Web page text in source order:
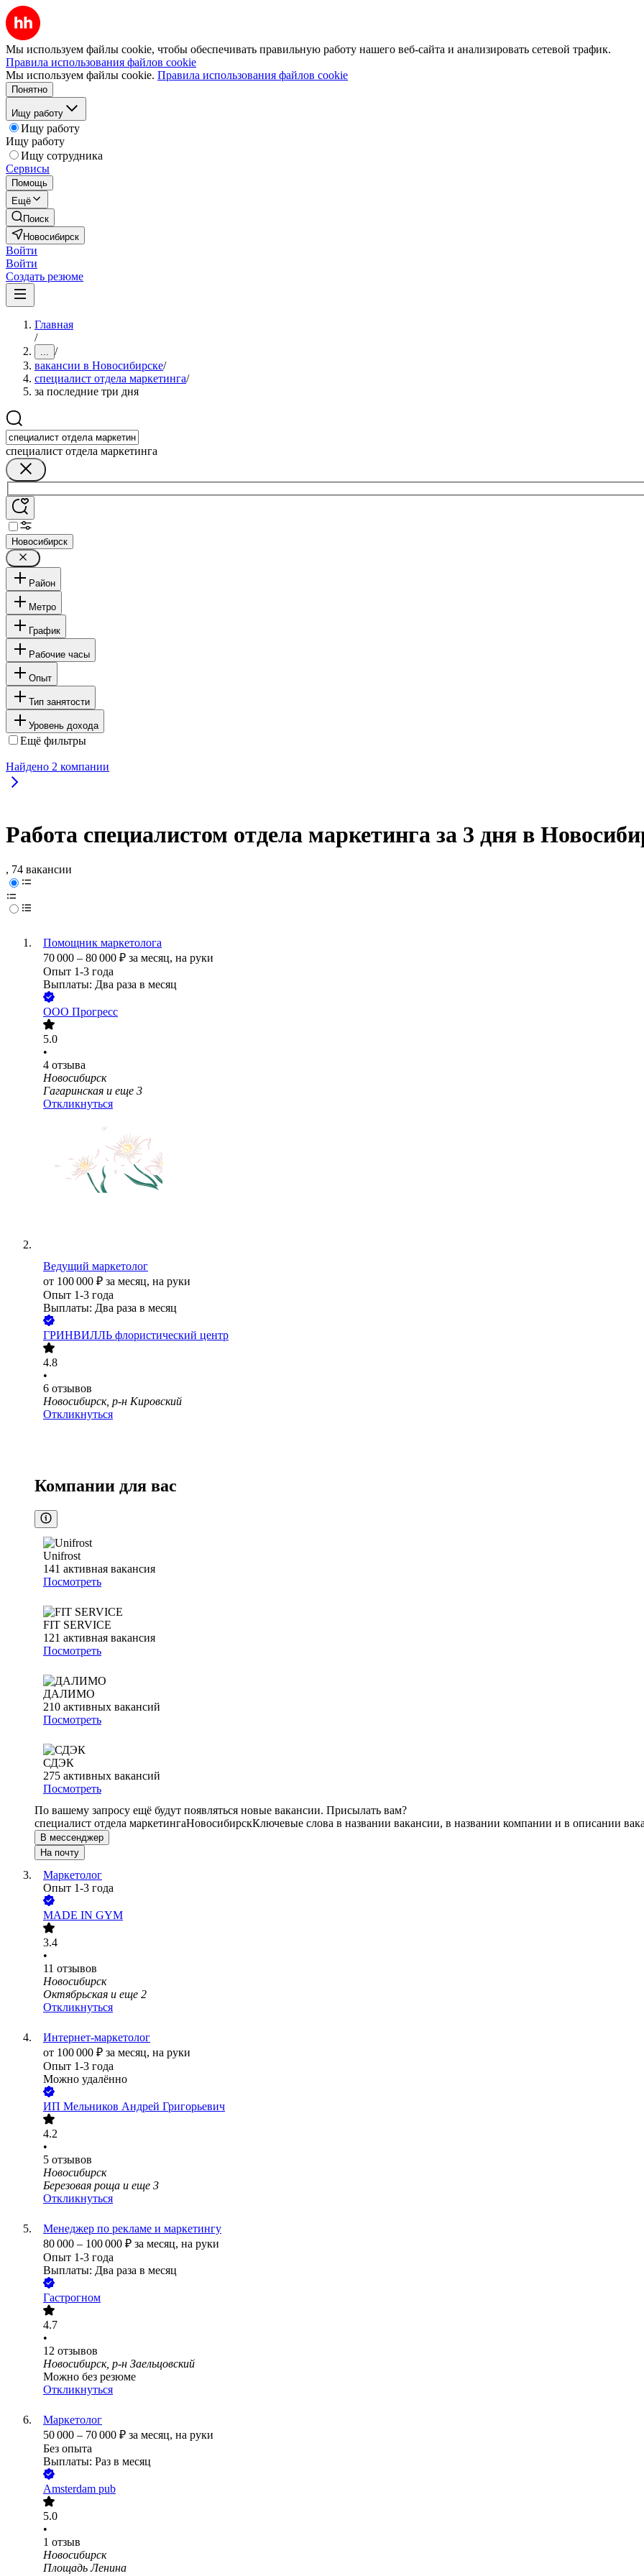
Мы используем файлы cookie, чтобы обеспечивать правильную работу нашего веб-сайта и анализировать сетевой трафик.
Правила использования файлов cookie
Мы используем файлы cookie. Правила использования файлов cookie
Понятно
Ищу работу
Ищу работу
Ищу работу
Ищу сотрудника
Сервисы
Помощь
Ещё
Поиск
Новосибирск
Войти
Войти
Создать резюме
Главная
/
... /
вакансии в Новосибирске/
специалист отдела маркетинга/
за последние три дня
специалист отдела маркетинга
Новосибирск
Район
Метро
График
Рабочие часы
Опыт
Тип занятости
Уровень дохода
Ещё фильтры
Найдено 2 компании
Работа специалистом отдела маркетинга за 3 дня в
, 74 вакансии
Помощник маркетолога
70 000 – 80 000 ₽ за месяц, на руки
Опыт 1-3 года
Выплаты: Два раза в месяц
ООО Прогресс
5.0
•
4 отзыва
Новосибирск
Гагаринская и еще 3
Откликнуться
Ведущий маркетолог
от 100 000 ₽ за месяц, на руки
Опыт 1-3 года
Выплаты: Два раза в месяц
ГРИНВИЛЛЬ флористический центр
4.8
•
6 отзывов
Новосибирск, р-н Кировский
Откликнуться
Компании для вас
Unifrost
141 активная вакансия
Посмотреть
FIT SERVICE
121 активная вакансия
Посмотреть
ДАЛИМО
210 активных вакансий
Посмотреть
СДЭК
275 активных вакансий
Посмотреть
По вашему запросу ещё будут появляться новые вакансии. Присылать вам?
специалист отдела маркетингаНовосибирскКлючевые слова в названии вакансии, в названии компании и в описании
В мессенджер
На почту
Маркетолог
Опыт 1-3 года
MADE IN GYM
3.4
•
11 отзывов
Новосибирск
Октябрьская и еще 2
Откликнуться
Интернет-маркетолог
от 100 000 ₽ за месяц, на руки
Опыт 1-3 года
Можно удалённо
ИП Мельников Андрей Григорьевич
4.2
•
5 отзывов
Новосибирск
Березовая роща и еще 3
Откликнуться
Менеджер по рекламе и маркетингу
80 000 – 100 000 ₽ за месяц, на руки
Опыт 1-3 года
Выплаты: Два раза в месяц
Гастрогном
4.7
•
12 отзывов
Новосибирск, р-н Заельцовский
Можно без резюме
Откликнуться
Маркетолог
50 000 – 70 000 ₽ за месяц, на руки
Без опыта
Выплаты: Раз в месяц
Amsterdam pub
5.0
•
1 отзыв
Новосибирск
Площадь Ленина